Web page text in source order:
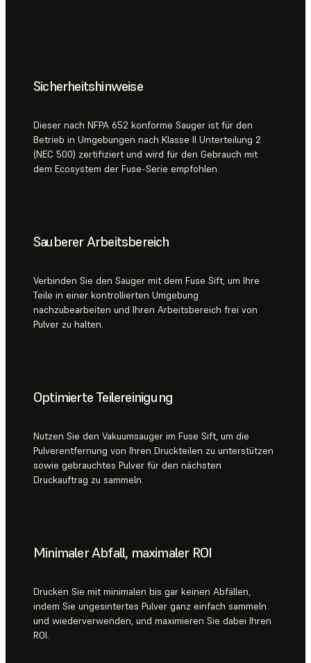
Sicherheitshinweise
Dieser nach NFPA 652 konforme Sauger ist für den
Betrieb in Umgebungen nach Klasse II Unterteilung 2
(NEC 500) zertifiziert und wird für den Gebrauch mit
dem Ecosystem der Fuse-Serie empfohlen.
Sauberer Arbeitsbereich
Verbinden Sie den Sauger mit dem Fuse Sift, um Ihre
Teile in einer kontrollierten Umgebung
nachzubearbeiten und Ihren Arbeitsbereich frei von
Pulver zu halten.
Optimierte Teilereinigung
Nutzen Sie den Vakuumsauger im Fuse Sift, um die
Pulverentfernung von Ihren Druckteilen zu unterstützen
sowie gebrauchtes Pulver für den nächsten
Druckauftrag zu sammeln.
Minimaler Abfall, maximaler ROI
Drucken Sie mit minimalen bis gar keinen Abfällen,
indem Sie ungesintertes Pulver ganz einfach sammeln
und wiederverwenden, und maximieren Sie dabei Ihren
ROI.